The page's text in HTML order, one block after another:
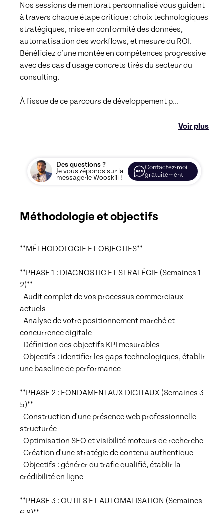
Nos sessions de mentorat personnalisé vous guident
à travers chaque étape critique : choix technologiques
stratégiques, mise en conformité des données,
automatisation des workflows, et mesure du ROI.
Bénéficiez d'une montée en compétences progressive
avec des cas d'usage concrets tirés du secteur du
consulting.
À l'issue de ce parcours de développement p...
Voir plus
Des questions ?
Je vous réponds sur la
messagerie Wooskill !
Contactez-moi
gratuitement
Méthodologie et objectifs
**MÉTHODOLOGIE ET OBJECTIFS**
**PHASE 1 : DIAGNOSTIC ET STRATÉGIE (Semaines 1-
2)**
- Audit complet de vos processus commerciaux
actuels
- Analyse de votre positionnement marché et
concurrence digitale
- Définition des objectifs KPI mesurables
- Objectifs : identifier les gaps technologiques, établir
une baseline de performance
**PHASE 2 : FONDAMENTAUX DIGITAUX (Semaines 3-
5)**
- Construction d'une présence web professionnelle
structurée
- Optimisation SEO et visibilité moteurs de recherche
- Création d'une stratégie de contenu authentique
- Objectifs : générer du trafic qualifié, établir la
crédibilité en ligne
**PHASE 3 : OUTILS ET AUTOMATISATION (Semaines